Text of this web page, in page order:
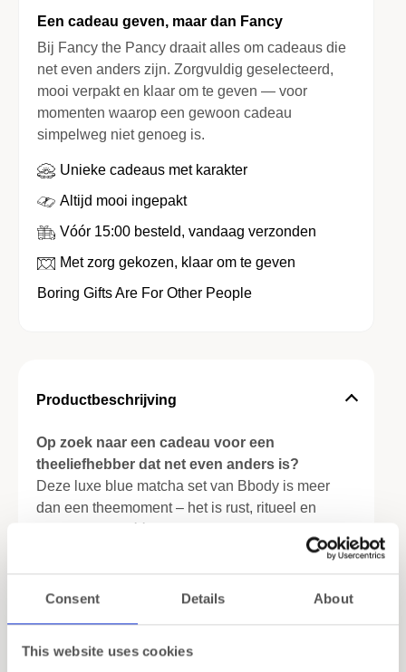
Consent Details About
This website uses cookies
Productbeschrijving
Op zoek naar een cadeau voor een
theeliefhebber dat net even anders is?
Deze luxe blue matcha set van Bbody is meer
dan een theemoment – het is rust, ritueel en
accessoires, geen gedoe – alles wat je nodig
hebt voor een perfect opgeklopte blue matcha
latte zit erin.
Van een traditionele bamboe whisk tot een
elegant schenkkannetje: deze matcha cadeau set
Een cadeau geven, maar dan Fancy
Bij Fancy the Pancy draait alles om cadeaus die
net even anders zijn. Zorgvuldig geselecteerd,
mooi verpakt en klaar om te geven — voor
momenten waarop een gewoon cadeau
simpelweg niet genoeg is.
Unieke cadeaus met karakter
Altijd mooi ingepakt
Vóór 15:00 besteld, vandaag verzonden
Met zorg gekozen, klaar om te geven
Boring Gifts Are For Other People